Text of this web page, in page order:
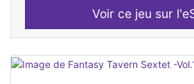
Voir ce jeu sur